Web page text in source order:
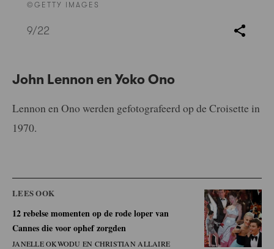
©GETTY IMAGES
9/22
John Lennon en Yoko Ono
Lennon en Ono werden gefotografeerd op de Croisette in
1970.
LEES OOK
12 rebelse momenten op de rode loper van
Cannes die voor ophef zorgden
JANELLE OKWODU EN CHRISTIAN ALLAIRE